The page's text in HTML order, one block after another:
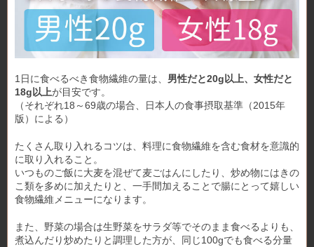
1日に食べるべき食物繊維の量は、 男性だと20g以上、女性だと
18g以上が目安です。
（それぞれ18～69歳の場合、日本人の食事摂取基準（2015年
版）による）
たくさん取り入れるコツは、料理に食物繊維を含む食材を意識的
に取り入れること。
いつものご飯に大麦を混ぜて麦ごはんにしたり、炒め物にはきの
こ類を多めに加えたりと、一手間加えることで腸にとって嬉しい
食物繊維メニューになります。
また、野菜の場合は生野菜をサラダ等でそのまま食べるよりも、
煮込んだり炒めたりと調理した方が、同じ100gでも食べる分量